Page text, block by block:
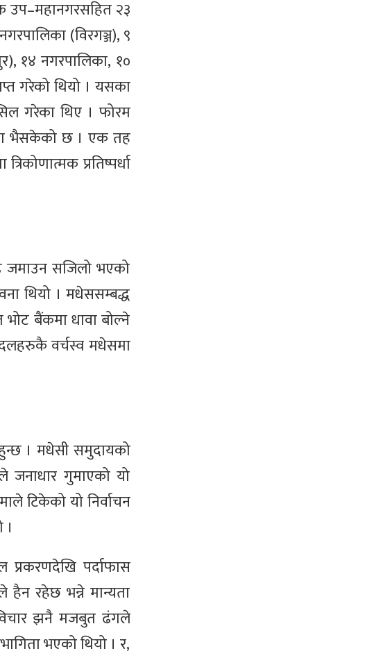
उप–महानगरसहित २३
(विरगञ्ज), ९
१४ नगरपालिका, १०
गरेको थियो । यसका
गरेका थिए । फोरम
भैसकेको छ । एक तह
प्रतिष्पर्धा
जमाउन सजिलो भएको
थियो । मधेससम्बद्ध
बैंकमा धावा बोल्ने
वर्चस्व मधेसमा
। मधेसी समुदायको
जनाधार गुमाएको यो
टिकेको यो निर्वाचन
प्रकरणदेखि पर्दाफास
रहेछ भन्ने मान्यता
झनै मजबुत ढंगले
भएको थियो । र,